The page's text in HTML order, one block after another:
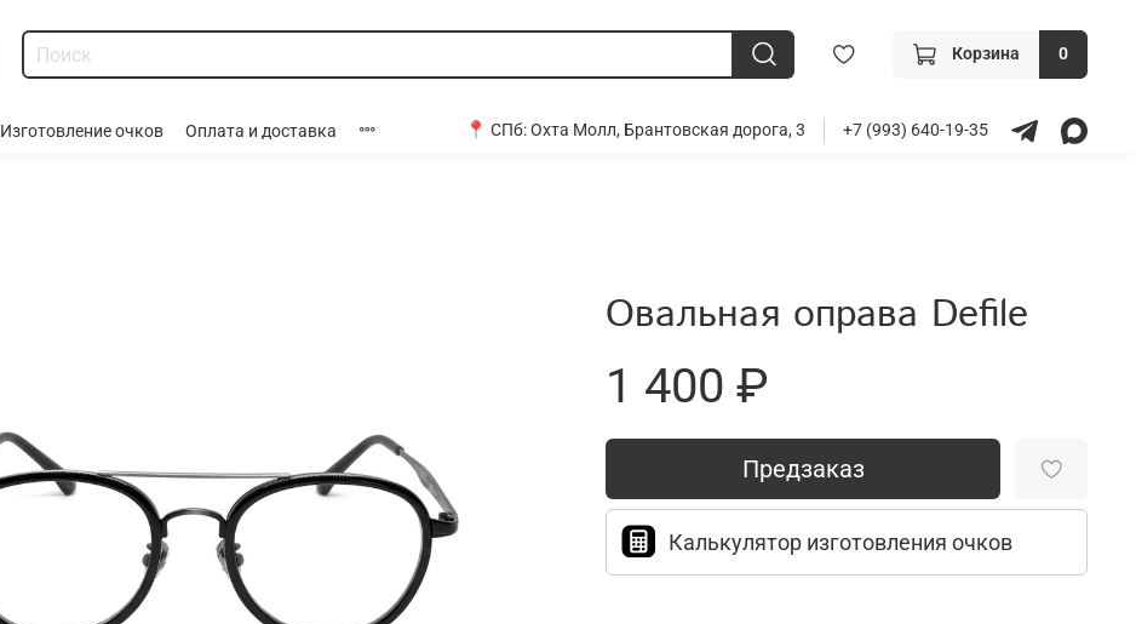
Корзина 0
Изготовление очков Оплата и доставка 📍 СПб:Охта Молл, Брантовская дорога, 3 +7 (993) 640-19-35
Овальная оправа Defile
1 400 ₽
Предзаказ
Калькулятор изготовления очков